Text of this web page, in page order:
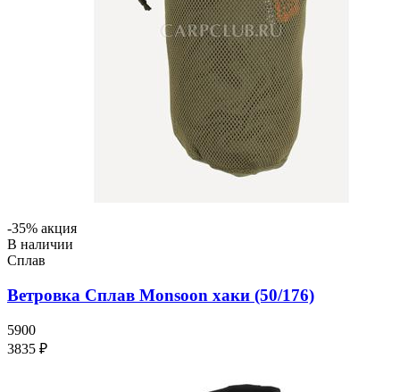
-35% акция
В наличии
Сплав
Ветровка Сплав Monsoon хаки (50/176)
5900
3835 ₽